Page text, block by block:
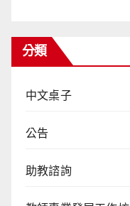
分類
中文桌子
公告
助教諮詢